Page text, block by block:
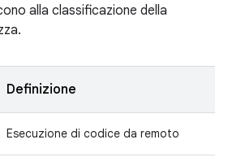
alla classificazione della
Definizione
Esecuzione di codice da remoto